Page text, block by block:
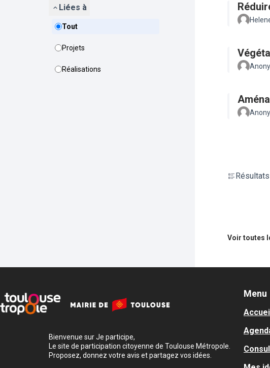
Liées à
Tout
Projets
Réalisations
Voir toutes
Bienvenue sur Je participe,
Le site de participation citoyenne de Toulouse Métropole.
Proposez, donnez votre avis et partagez vos idées.
Menu